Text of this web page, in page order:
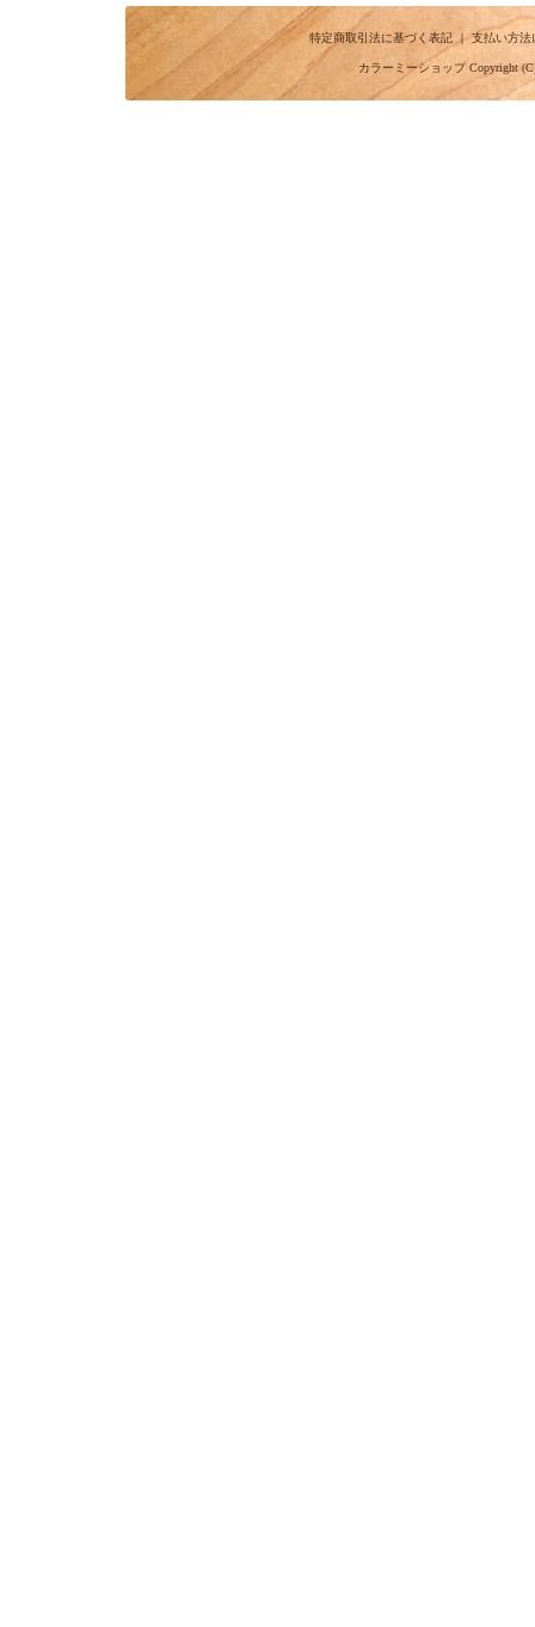
特定商取引法に基づく表記｜支払い方法
カラーミーショップCopyright